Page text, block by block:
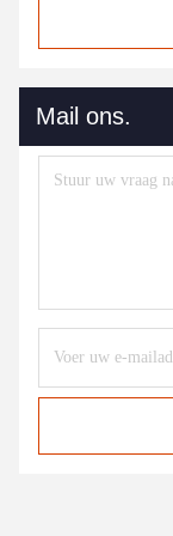
Mail ons.